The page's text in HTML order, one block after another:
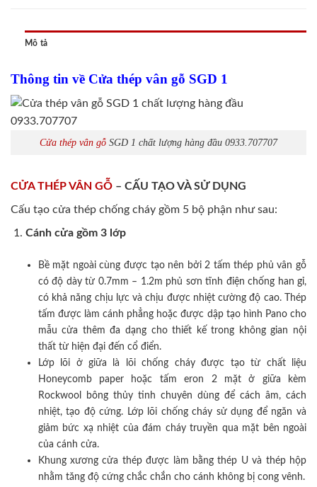
Mô tả
Thông tin về Cửa thép vân gỗ SGD 1
Cửa thép vân gỗ SGD 1 chất lượng hàng đầu 0933.707707
CỬA THÉP VÂN GỖ – CẤU TẠO VÀ SỬ DỤNG
Cấu tạo cửa thép chống cháy gồm 5 bộ phận như sau:
Cánh cửa gồm 3 lớp
Bề mặt ngoài cùng được tạo nên bởi 2 tấm thép phủ vân gỗ
có độ dày từ 0.7mm – 1.2m phủ sơn tĩnh điện chống han gỉ,
có khả năng chịu lực và chịu được nhiệt cường độ cao. Thép
tấm được làm cánh phẳng hoặc được dập tạo hình Pano cho
mẫu cửa thêm đa dạng cho thiết kế trong không gian nội
thất từ hiện đại đến cổ điển.
Lớp lõi ở giữa là lõi chống cháy được tạo từ chất liệu
Honeycomb paper hoặc tấm eron 2 mặt ở giữa kèm
Rockwool bông thủy tinh chuyên dùng để cách âm, cách
nhiệt, tạo độ cứng. Lớp lõi chống cháy sử dụng để ngăn và
giảm bức xạ nhiệt của đám cháy truyền qua mặt bên ngoài
của cánh cửa.
Khung xương cửa thép được làm bằng thép U và thép hộp
nhằm tăng độ cứng chắc chắn cho cánh không bị cong vênh.